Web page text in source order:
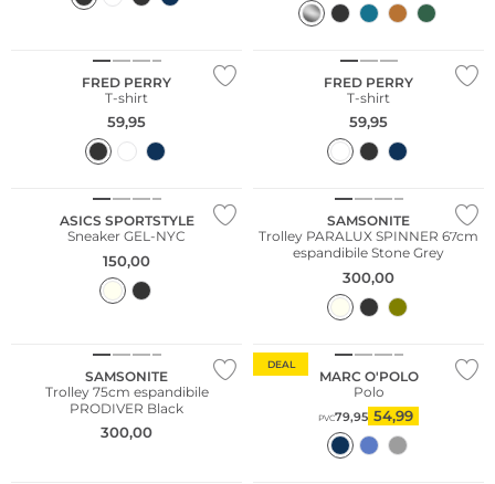
FRED PERRY
T-shirt
59,95
Taglie grandi
FRED PERRY
T-shirt
59,95
ASICS SPORTSTYLE
Sneaker GEL-NYC
150,00
SAMSONITE
Trolley PARALUX SPINNER 67cm
espandibile Stone Grey
300,00
SAMSONITE
Trolley 75cm espandibile
PRODIVER Black
300,00
DEAL
MARC O'POLO
Polo
PVC79,95 54,99